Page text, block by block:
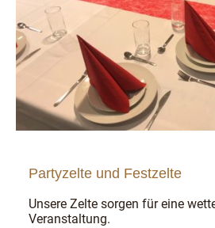
Partyzelte und Festzelte
Unsere Zelte sorgen für eine
Veranstaltung.